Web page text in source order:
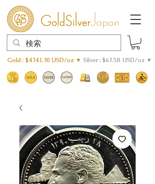
Gold : $4341.30 USD/oz ▼ Silver : $63.58 USD/oz ▼